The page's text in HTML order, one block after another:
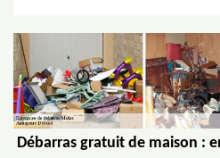
Débarras gratuit de maison :